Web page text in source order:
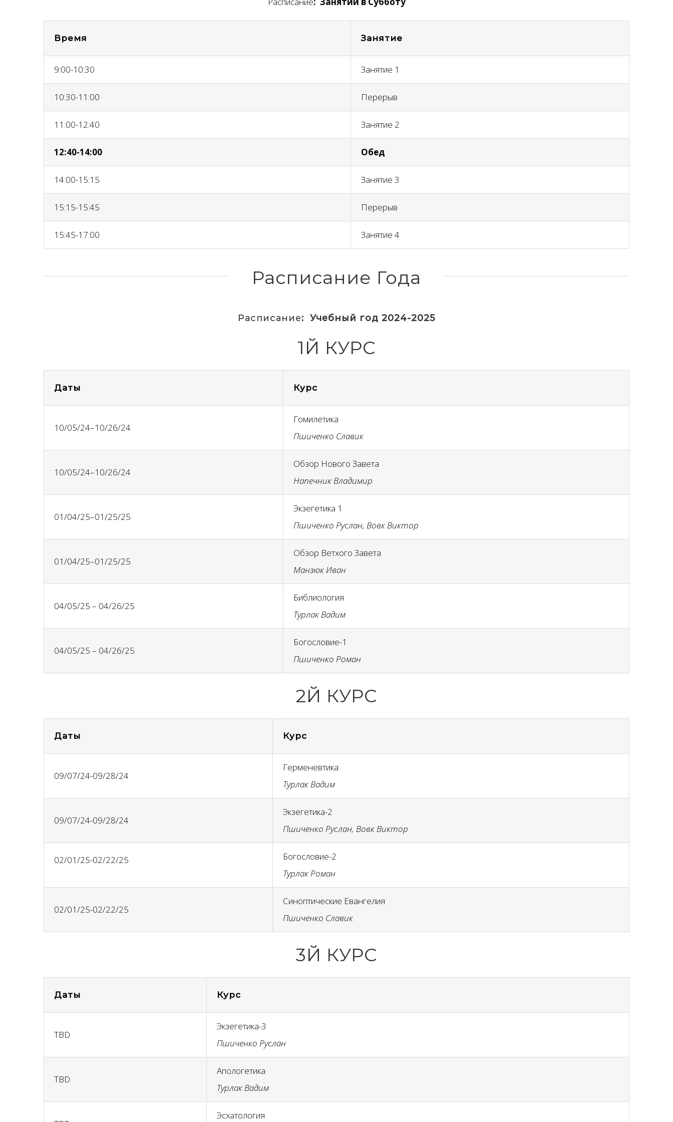
Время Занятие
9:00-10:30 Занятие 1
10:30-11:00 Перерыв
11:00-12:40 Занятие 2
12:40-14:00 Обед
14:00-15:15 Занятие 3
15:15-15:45 Перерыв
15:45-17:00 Занятие 4
Расписание Года
Расписание: Учебный год 2024-2025
1Й КУРС
Даты Курс
10/05/24–10/26/24
Гомилетика
Пшиченко Славик
10/05/24–10/26/24
Обзор Нового Завета
Напечник Владимир
01/04/25–01/25/25
Экзегетика 1
Пшиченко Руслан, Вовк Виктор
01/04/25–01/25/25
Обзор Ветхого Завета
Манзюк Иван
04/05/25 – 04/26/25
Библиология
Турлак Вадим
04/05/25 – 04/26/25
Богословие-1
Пшиченко Роман
2Й КУРС
Даты Курс
09/07/24-09/28/24
Герменевтика
Турлак Вадим
09/07/24-09/28/24
Экзегетика-2
Пшиченко Руслан, Вовк Виктор
02/01/25-02/22/25
Богословие-2
Турлак Роман
02/01/25-02/22/25
Синоптические Евангелия
Пшиченко Славик
3Й КУРС
Даты Курс
TBD
Экзегетика-3
Пшиченко Руслан
TBD
Апологетика
Турлак Вадим
Эсхатология